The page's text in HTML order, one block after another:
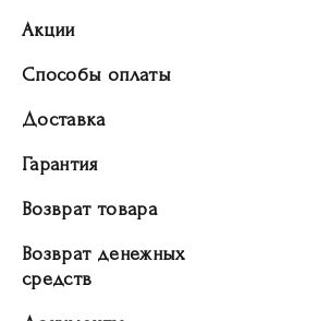
Акции
Способы оплаты
Доставка
Гарантия
Возврат товара
Возврат денежных
средств